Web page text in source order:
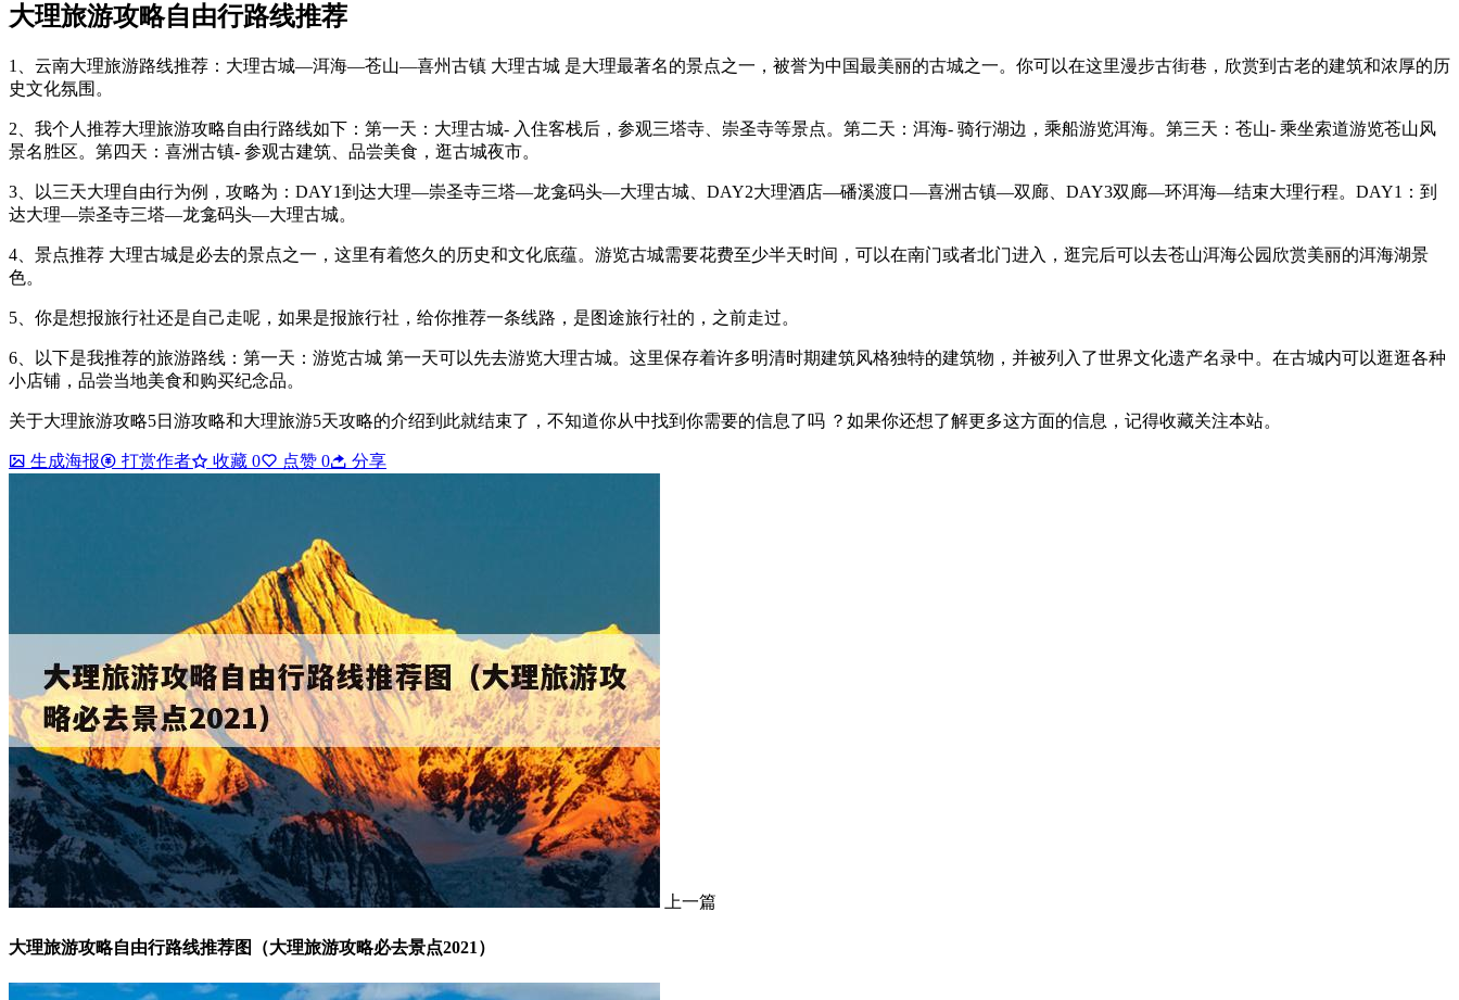
大理旅游攻略自由行路线推荐
1、云南大理旅游路线推荐：大理古城—洱海—苍山—喜州古镇 大理古城 是大理最著名的景点之一，被誉为中国最美丽的古城之一。你可以在这里漫步古街巷，欣赏到古老的建筑和浓厚的历
史文化氛围。
2、我个人推荐大理旅游攻略自由行路线如下：第一天：大理古城- 入住客栈后，参观三塔寺、崇圣寺等景点。第二天：洱海- 骑行湖边，乘船游览洱海。第三天：苍山- 乘坐索道游览苍山风
景名胜区。第四天：喜洲古镇- 参观古建筑、品尝美食，逛古城夜市。
3、以三天大理自由行为例，攻略为：DAY1到达大理—崇圣寺三塔—龙龛码头—大理古城、DAY2大理酒店—磻溪渡口—喜洲古镇—双廊、DAY3双廊—环洱海—结束大理行程。DAY1：到
达大理—崇圣寺三塔—龙龛码头—大理古城。
4、景点推荐 大理古城是必去的景点之一，这里有着悠久的历史和文化底蕴。游览古城需要花费至少半天时间，可以在南门或者北门进入，逛完后可以去苍山洱海公园欣赏美丽的洱海湖景
色。
5、你是想报旅行社还是自己走呢，如果是报旅行社，给你推荐一条线路，是图途旅行社的，之前走过。
6、以下是我推荐的旅游路线：第一天：游览古城 第一天可以先去游览大理古城。这里保存着许多明清时期建筑风格独特的建筑物，并被列入了世界文化遗产名录中。在古城内可以逛逛各种
小店铺，品尝当地美食和购买纪念品。
关于大理旅游攻略5日游攻略和大理旅游5天攻略的介绍到此就结束了，不知道你从中找到你需要的信息了吗 ？如果你还想了解更多这方面的信息，记得收藏关注本站。
生成海报 打赏作者 收藏 0 点赞 0 分享
上一篇
大理旅游攻略自由行路线推荐图（大理旅游攻略必去景点2021）